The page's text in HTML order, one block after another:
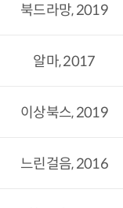
북드라망, 2019
알마, 2017
이상북스, 2019
느린걸음, 2016